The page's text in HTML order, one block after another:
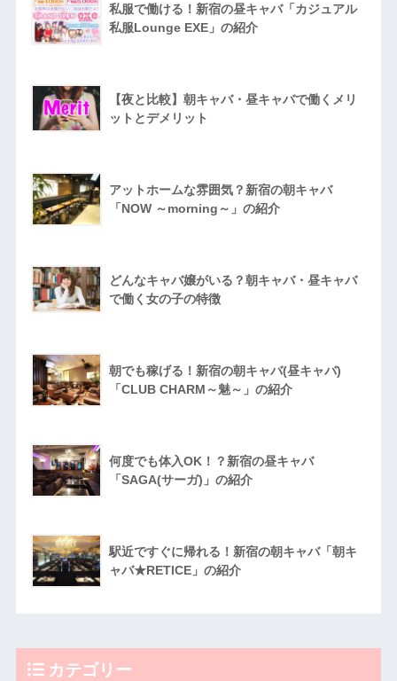
私服で働ける！新宿の昼キャバ「カジュアル
私服Lounge EXE」の紹介
【夜と比較】朝キャバ・昼キャバで働くメリ
ットとデメリット
アットホームな雰囲気？新宿の朝キャバ
「NOW ～morning～」の紹介
どんなキャバ嬢がいる？朝キャバ・昼キャバ
で働く女の子の特徴
朝でも稼げる！新宿の朝キャバ(昼キャバ)
「CLUB CHARM～魅～」の紹介
何度でも体入OK！？新宿の昼キャバ
「SAGA(サーガ)」の紹介
駅近ですぐに帰れる！新宿の朝キャバ「朝キ
ャバ★RETICE」の紹介
カテゴリー